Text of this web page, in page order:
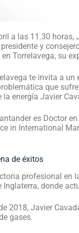
a las 11.30
y
Torrelavega, su
te invita a
que
la energía Javier
es Doctor
in International
de éxitos
profesional en
donde
2018, Javier
gases.